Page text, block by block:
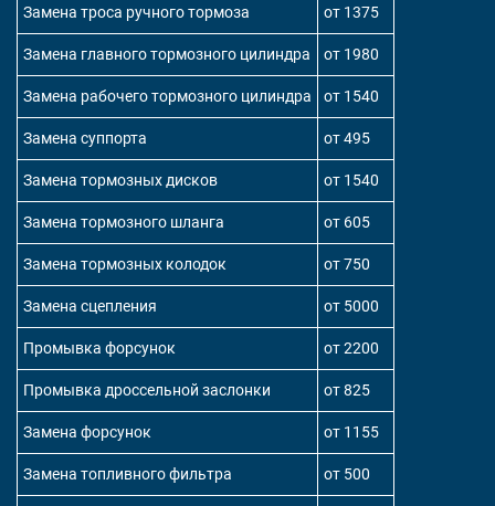
Замена троса ручного тормоза от 1375
Замена главного тормозного цилиндра от 1980
Замена рабочего тормозного цилиндра от 1540
Замена суппорта от 495
Замена тормозных дисков от 1540
Замена тормозного шланга от 605
Замена тормозных колодок от 750
Замена сцепления от 5000
Промывка форсунок от 2200
Промывка дроссельной заслонки от 825
Замена форсунок от 1155
Замена топливного фильтра от 500